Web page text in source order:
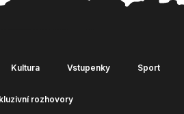
Kultura Vstupenky Sport
rozhovory